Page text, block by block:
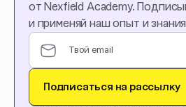
от Nexfield Academy.
и применяй наш опыт и
Подписаться на рассылку